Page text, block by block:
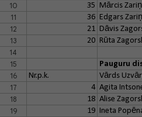
10
35 Mārcis
11
36 Edgars
12
21 Dāvis
13
20 Rūta
14
15
Pauguru
16
Nr.p.k. Vārds
17
4 Agita
18
18 Alise
19
19 Ineta